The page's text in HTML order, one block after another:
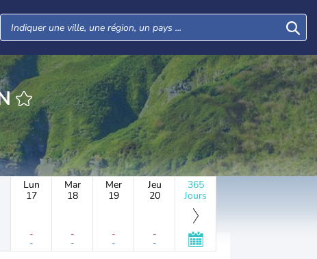
Lun
17
-
-
Mar
18
-
-
Mer
19
-
-
Jeu
20
-
-
365
Jours